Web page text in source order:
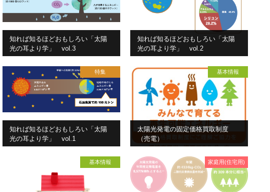
知れば知るほどおもしろい「太陽
光の耳より学」 vol.3
知れば知るほどおもしろい「太陽
光の耳より学」 vol.2
特集
知れば知るほどおもしろい「太陽
光の耳より学」 vol.1
基本情報
太陽光発電の固定価格買取制度
（売電）
基本情報 家庭用(住宅用)